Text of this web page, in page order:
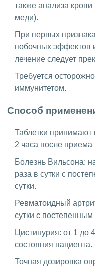
также анализа
меди).
При первых
побочных эффектов
лечение следует
Требуется
иммунитетом.
Способ
Таблетки принимают
2 часа после
Болезнь Вильсона:
раза в сутки с
сутки.
Ревматоидный
сутки с
Цистинурия: от 1 до
состояния пациента.
Точная дозировка